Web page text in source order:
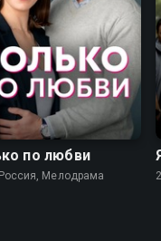
по любви
Мелодрама